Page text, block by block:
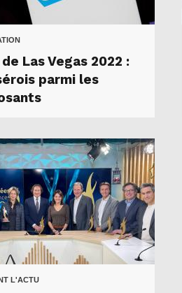
de Las Vegas 2022 :
parmi les
L'ACTU